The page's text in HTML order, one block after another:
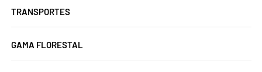
TRANSPORTES
GAMA FLORESTAL